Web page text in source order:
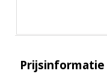
Prijsinformatie